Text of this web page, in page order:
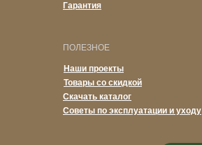
Гарантия
Советы по эксплуатации и уходу
Скачать каталог
Товары со скидкой
Наши проекты
ПОЛЕЗНОЕ